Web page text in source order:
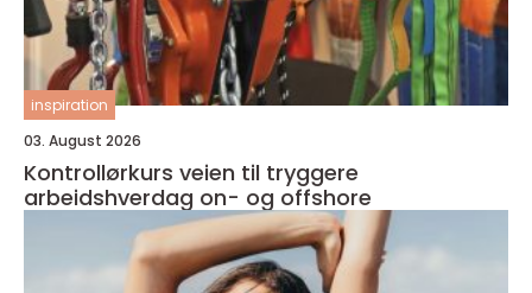
inspiration
03. August 2026
Kontrollørkurs veien til tryggere
arbeidshverdag on- og offshore